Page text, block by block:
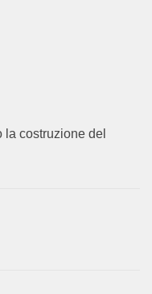
la costruzione del